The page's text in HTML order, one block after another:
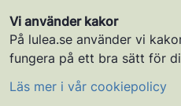
Vi använder kakor
På lulea.se använder vi
fungera på ett bra sätt för
Läs mer i vår cookiepolicy